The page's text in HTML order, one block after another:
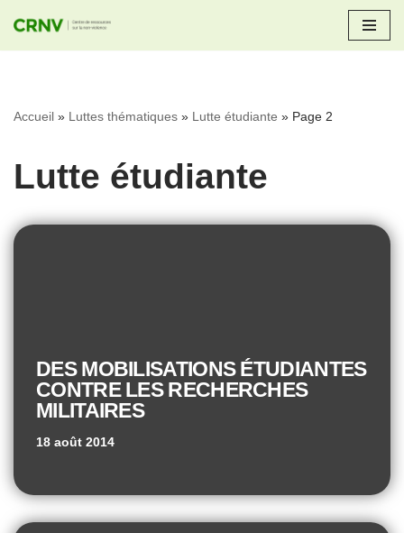
Aller
Accueil » Luttes thématiques » Lutte étudiante » Page 2
Lutte étudiante
DES MOBILISATIONS ÉTUDIANTES
CONTRE LES RECHERCHES
MILITAIRES
18 août 2014